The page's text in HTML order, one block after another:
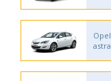
Opel
astra